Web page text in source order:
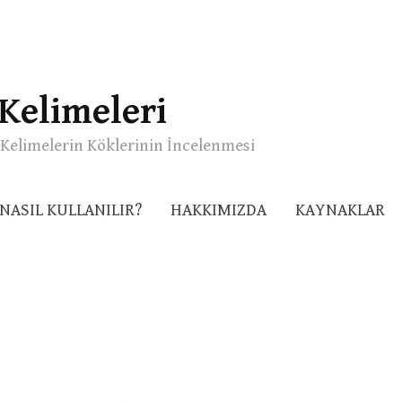
Kelimelerin Köklerinin İncelenmesi
NASIL KULLANILIR? HAKKIMIZDA KAYNAKLAR